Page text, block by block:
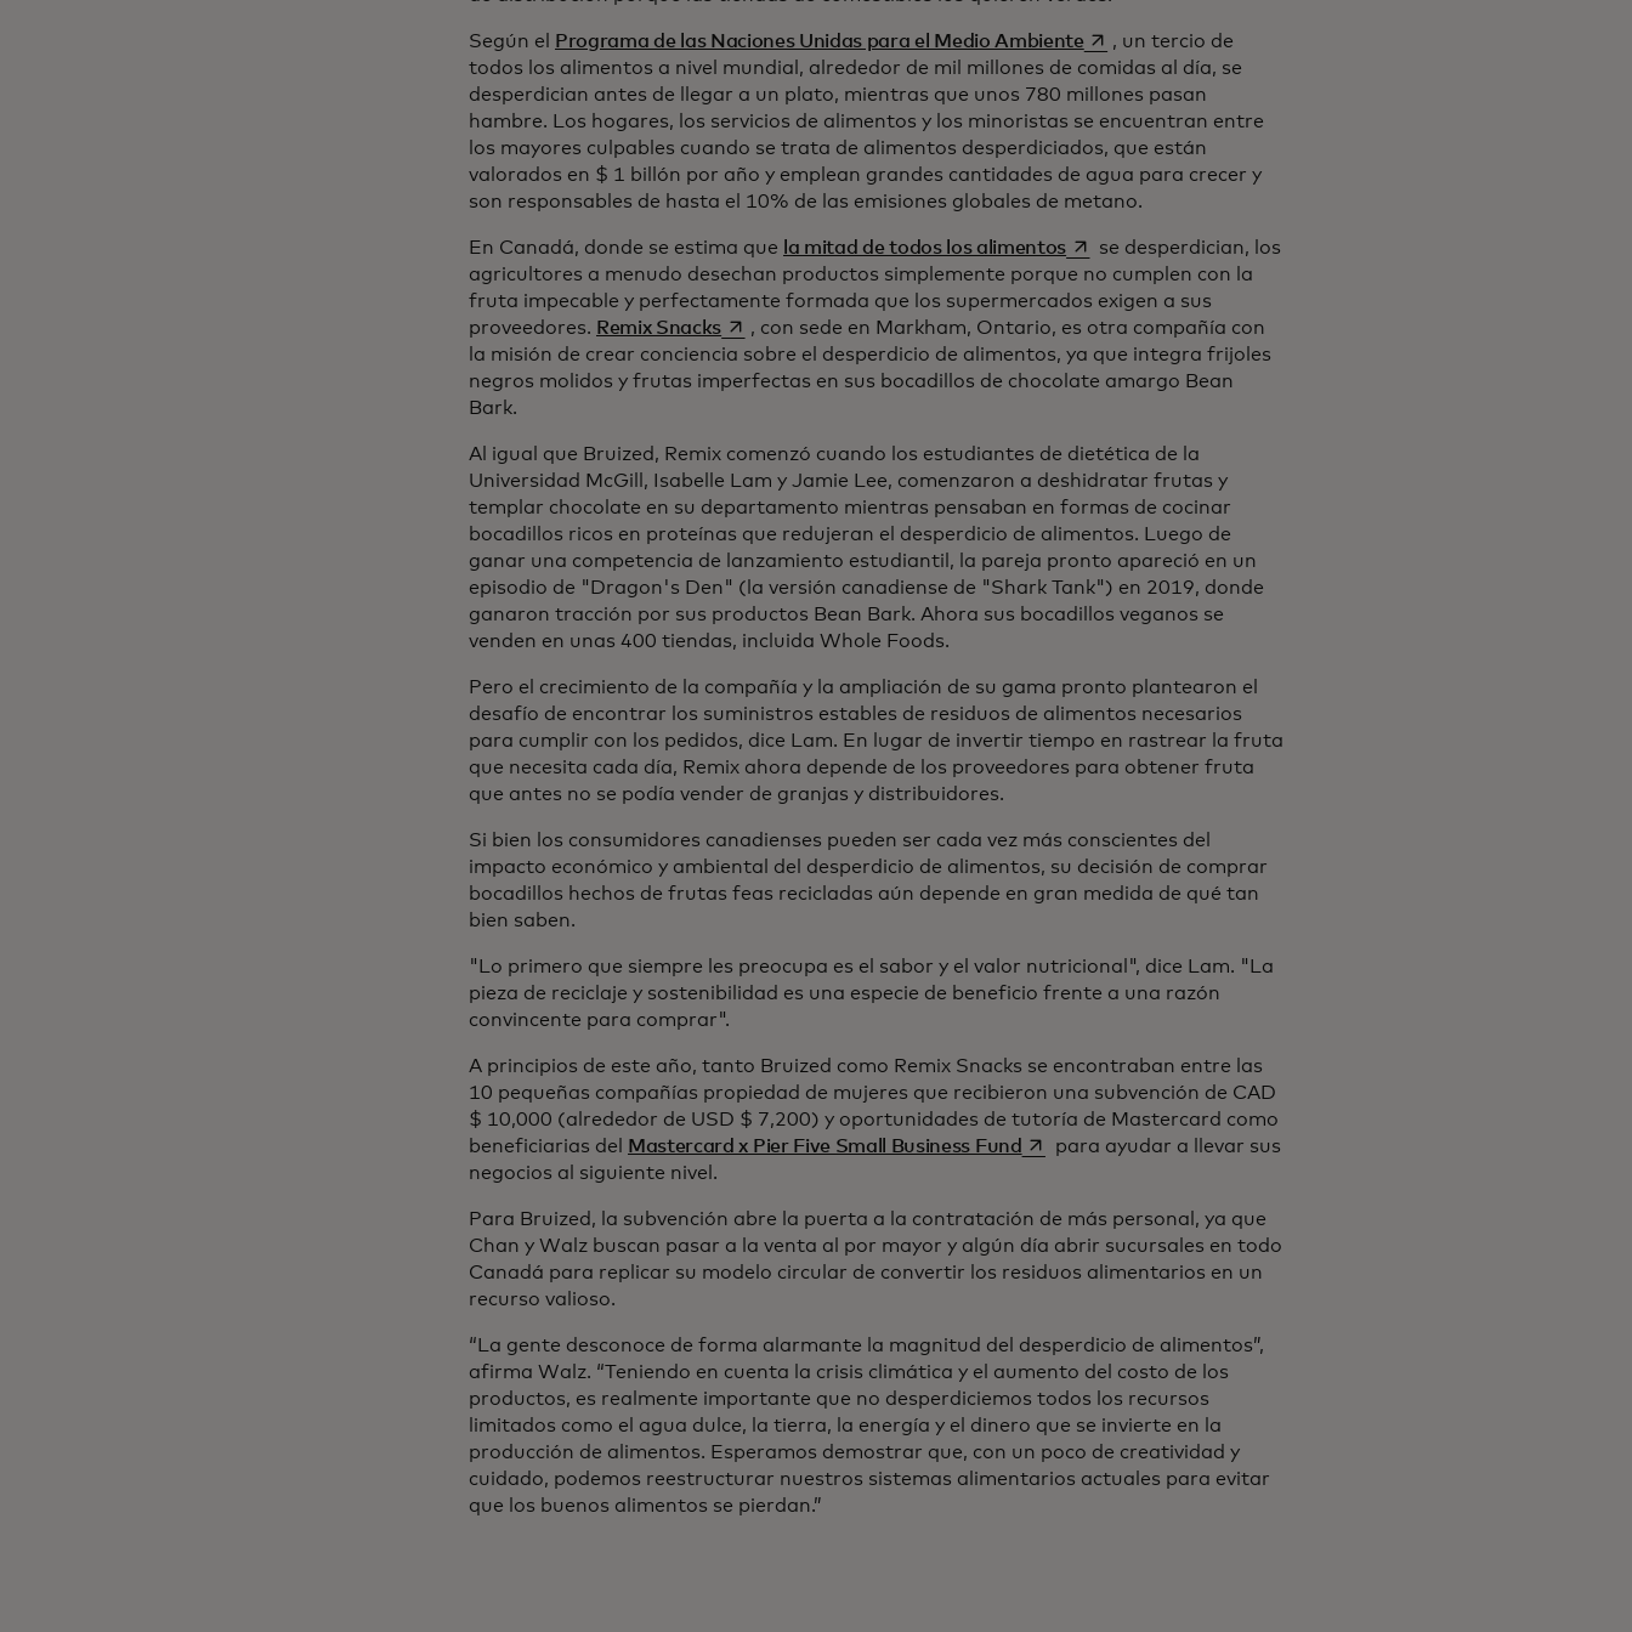
Según el Programa de las Naciones Unidas para el Medio Ambientese abre en una pestaña nueva
, un tercio de
todos los alimentos a nivel mundial, alrededor de mil millones de comidas al día, se
desperdician antes de llegar a un plato, mientras que unos 780 millones pasan
hambre. Los hogares, los servicios de alimentos y los minoristas se encuentran entre
los mayores culpables cuando se trata de alimentos desperdiciados, que están
valorados en $ 1 billón por año y emplean grandes cantidades de agua para crecer y
son responsables de hasta el 10% de las emisiones globales de metano.
En Canadá, donde se estima que la mitad de todos los alimentosse abre en una pestaña nueva
se desperdician, los
agricultores a menudo desechan productos simplemente porque no cumplen con la
fruta impecable y perfectamente formada que los supermercados exigen a sus
proveedores. Remix Snacksse abre en una pestaña nueva
, con sede en Markham, Ontario, es otra compañía con
la misión de crear conciencia sobre el desperdicio de alimentos, ya que integra frijoles
negros molidos y frutas imperfectas en sus bocadillos de chocolate amargo Bean
Bark.
Al igual que Bruized, Remix comenzó cuando los estudiantes de dietética de la
Universidad McGill, Isabelle Lam y Jamie Lee, comenzaron a deshidratar frutas y
templar chocolate en su departamento mientras pensaban en formas de cocinar
bocadillos ricos en proteínas que redujeran el desperdicio de alimentos. Luego de
ganar una competencia de lanzamiento estudiantil, la pareja pronto apareció en un
episodio de "Dragon's Den" (la versión canadiense de "Shark Tank") en 2019, donde
ganaron tracción por sus productos Bean Bark. Ahora sus bocadillos veganos se
venden en unas 400 tiendas, incluida Whole Foods.
Pero el crecimiento de la compañía y la ampliación de su gama pronto plantearon el
desafío de encontrar los suministros estables de residuos de alimentos necesarios
para cumplir con los pedidos, dice Lam. En lugar de invertir tiempo en rastrear la fruta
que necesita cada día, Remix ahora depende de los proveedores para obtener fruta
que antes no se podía vender de granjas y distribuidores.
Si bien los consumidores canadienses pueden ser cada vez más conscientes del
impacto económico y ambiental del desperdicio de alimentos, su decisión de comprar
bocadillos hechos de frutas feas recicladas aún depende en gran medida de qué tan
bien saben.
"Lo primero que siempre les preocupa es el sabor y el valor nutricional", dice Lam. "La
pieza de reciclaje y sostenibilidad es una especie de beneficio frente a una razón
convincente para comprar".
A principios de este año, tanto Bruized como Remix Snacks se encontraban entre las
10 pequeñas compañías propiedad de mujeres que recibieron una subvención de CAD
$ 10,000 (alrededor de USD $ 7,200) y oportunidades de tutoría de Mastercard como
beneficiarias del
Mastercard x Pier Five Small Business Fund se abre en una pestaña nueva
para ayudar a llevar sus
negocios al siguiente nivel.
Para Bruized, la subvención abre la puerta a la contratación de más personal, ya que
Chan y Walz buscan pasar a la venta al por mayor y algún día abrir sucursales en todo
Canadá para replicar su modelo circular de convertir los residuos alimentarios en un
recurso valioso.
“La gente desconoce de forma alarmante la magnitud del desperdicio de alimentos”,
afirma Walz. “Teniendo en cuenta la crisis climática y el aumento del costo de los
productos, es realmente importante que no desperdiciemos todos los recursos
limitados como el agua dulce, la tierra, la energía y el dinero que se invierte en la
producción de alimentos. Esperamos demostrar que, con un poco de creatividad y
cuidado, podemos reestructurar nuestros sistemas alimentarios actuales para evitar
que los buenos alimentos se pierdan.”